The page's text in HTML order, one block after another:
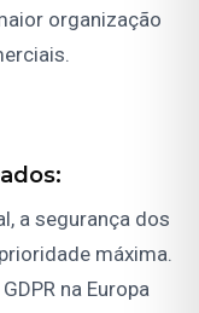
organização
a segurança dos
máxima.
na Europa